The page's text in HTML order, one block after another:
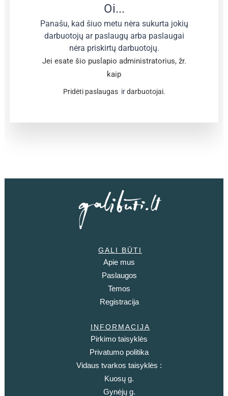
Oi...
Panašu, kad šiuo metu nėra sukurta jokių
darbuotojų ar paslaugų arba paslaugai
nėra priskirtų darbuotojų.
Jei esate šio puslapio administratorius, žr.
kaip
Pridėti paslaugas irdarbuotojai.
GALI BŪTI
Apie mus
Paslaugos
Temos
Registracija
INFORMACIJA
Pirkimo taisyklės
Privatumo politika
Vidaus tvarkos taisyklės :
Kuosų g.
Gynėjų g.